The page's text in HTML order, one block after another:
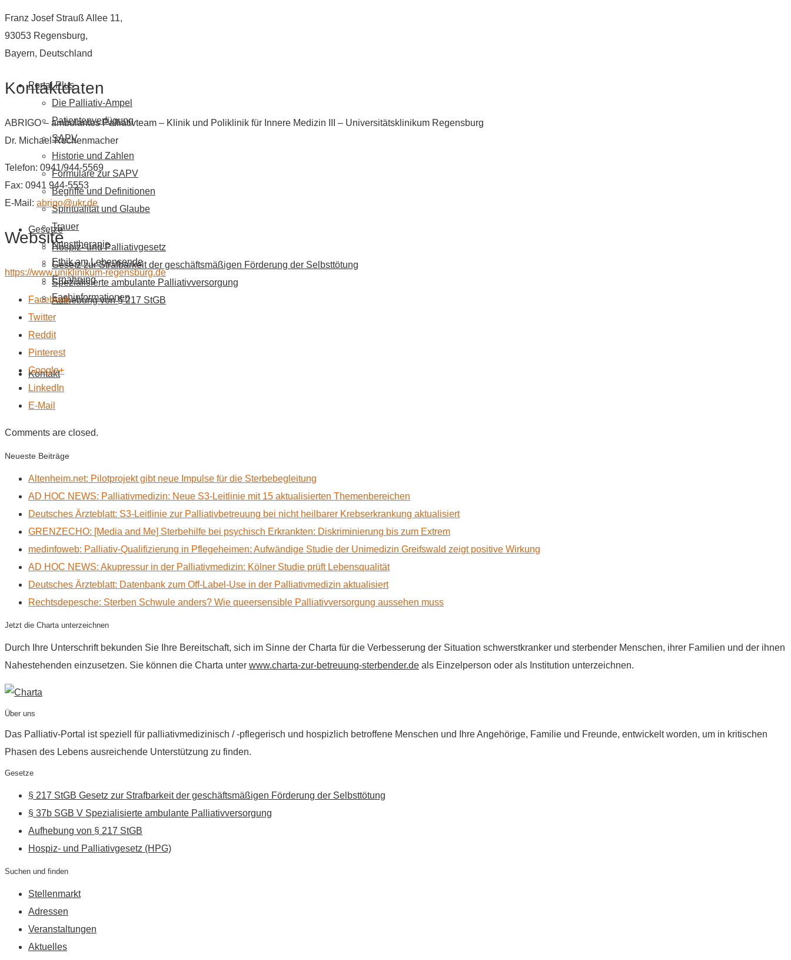
Portal Plus
Die Palliativ-Ampel
Patientenverfügung
SAPV
Historie und Zahlen
Formulare zur SAPV
Begriffe und Definitionen
Spiritualität und Glaube
Trauer
Kunsttherapie
Ethik am Lebensende
Ernährung
Fachinformationen
Gesetze
Hospiz- und Palliativgesetz
Gesetz zur Strafbarkeit der geschäftsmäßigen Förderung der Selbsttötung
Spezialisierte ambulante Palliativversorgung
Aufhebung von § 217 StGB
Kontakt
Franz Josef Strauß Allee 11,
93053 Regensburg,
Bayern, Deutschland
Kontaktdaten
ABRIGO – ambulantes Palliativteam – Klinik und Poliklinik für Innere Medizin III – Universitätsklinikum Regensburg
Dr. Michael Rechenmacher
Telefon: 0941/944-5569
Fax: 0941 944-5553
E-Mail: abrigo@ukr.de
Website
https://www.uniklinikum-regensburg.de
Facebook
Twitter
Reddit
Pinterest
Google+
LinkedIn
E-Mail
Comments are closed.
Neueste Beiträge
Altenheim.net: Pilotprojekt gibt neue Impulse für die Sterbebegleitung
AD HOC NEWS: Palliativmedizin: Neue S3-Leitlinie mit 15 aktualisierten Themenbereichen
Deutsches Ärzteblatt: S3-Leitlinie zur Palliativbetreuung bei nicht heilbarer Krebserkrankung aktualisiert
GRENZECHO: [Media and Me] Sterbehilfe bei psychisch Erkrankten: Diskriminierung bis zum Extrem
medinfoweb: Palliativ-Qualifizierung in Pflegeheimen: Aufwändige Studie der Unimedizin Greifswald zeigt positive Wirkung
AD HOC NEWS: Akupressur in der Palliativmedizin: Kölner Studie prüft Lebensqualität
Deutsches Ärzteblatt: Datenbank zum Off-Label-Use in der Palliativmedizin aktualisiert
Rechtsdepesche: Sterben Schwule anders? Wie queersensible Palliativversorgung aussehen muss
Jetzt die Charta unterzeichnen
Durch Ihre Unterschrift bekunden Sie Ihre Bereitschaft, sich im Sinne der Charta für die Verbesserung der Situation schwerstkranker und sterbender Menschen, ihrer Familien und der ihnen
Nahestehenden einzusetzen. Sie können die Charta unter www.charta-zur-betreuung-sterbender.de als Einzelperson oder als Institution unterzeichnen.
Über uns
Das Palliativ-Portal ist speziell für palliativmedizinisch / -pflegerisch und hospizlich betroffene Menschen und Ihre Angehörige, Familie und Freunde, entwickelt worden, um in kritischen
Phasen des Lebens ausreichende Unterstützung zu finden.
Gesetze
§ 217 StGB Gesetz zur Strafbarkeit der geschäftsmäßigen Förderung der Selbsttötung
§ 37b SGB V Spezialisierte ambulante Palliativversorgung
Aufhebung von § 217 StGB
Hospiz- und Palliativgesetz (HPG)
Suchen und finden
Stellenmarkt
Adressen
Veranstaltungen
Aktuelles